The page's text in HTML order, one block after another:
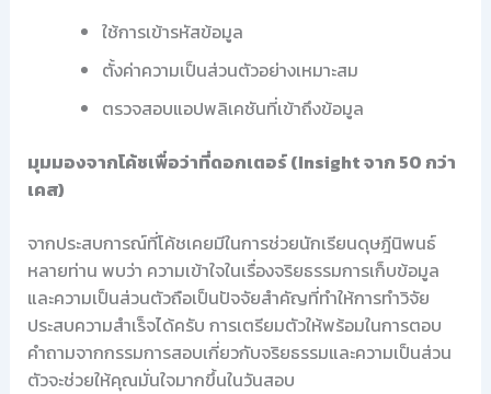
ใช้การเข้ารหัสข้อมูล
ตั้งค่าความเป็นส่วนตัวอย่างเหมาะสม
ตรวจสอบแอปพลิเคชันที่เข้าถึงข้อมูล
มุมมองจากโค้ชเพื่อว่าที่ดอกเตอร์ (Insight จาก 50 กว่า
เคส)
จากประสบการณ์ที่โค้ชเคยมีในการช่วยนักเรียนดุษฎีนิพนธ์
หลายท่าน พบว่า ความเข้าใจในเรื่องจริยธรรมการเก็บข้อมูล
และความเป็นส่วนตัวถือเป็นปัจจัยสำคัญที่ทำให้การทำวิจัย
ประสบความสำเร็จได้ครับ การเตรียมตัวให้พร้อมในการตอบ
คำถามจากกรรมการสอบเกี่ยวกับจริยธรรมและความเป็นส่วน
ตัวจะช่วยให้คุณมั่นใจมากขึ้นในวันสอบ